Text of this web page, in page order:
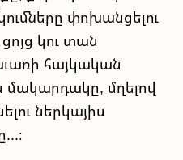
փոխանցելու
կու տան
հայկական
մակարդակը, մղելով
ներկայիս